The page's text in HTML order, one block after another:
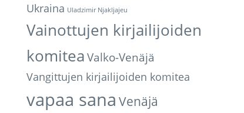
Ukraina Uladzimir Njakljajeu
Vainottujen kirjailijoiden
komitea Valko-Venäjä
Vangittujen kirjailijoiden komitea
vapaa sana Venäjä